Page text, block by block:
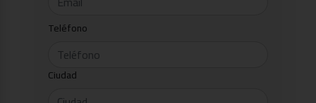
Teléfono
Ciudad